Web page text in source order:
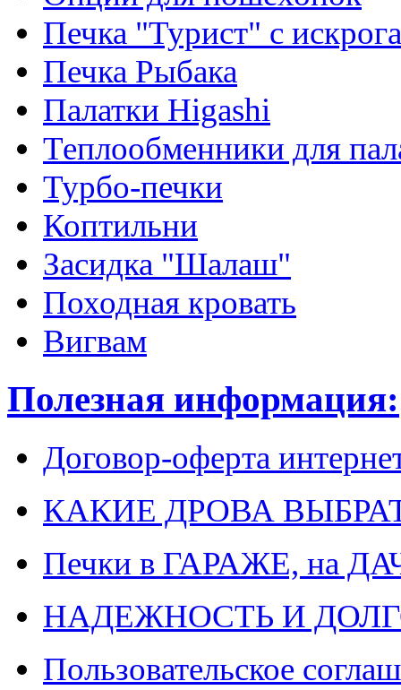
Печка "Турист" с
Печка Рыбака
Палатки Higashi
Теплообменники для
Турбо-печки
Коптильни
Засидка "Шалаш"
Походная кровать
Вигвам
Полезная информация:
Договор-оферта
КАКИЕ ДРОВА
Печки в ГАРАЖЕ, на
НАДЕЖНОСТЬ И
Пользовательское